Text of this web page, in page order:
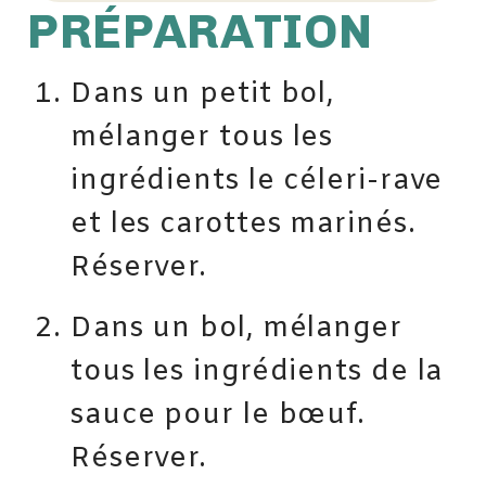
PRÉPARATION
Dans un petit bol,
mélanger tous les
ingrédients le céleri-rave
et les carottes marinés.
Réserver.
Dans un bol, mélanger
tous les ingrédients de la
sauce pour le bœuf.
Réserver.